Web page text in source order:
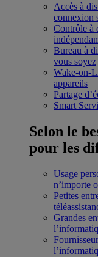
Accès à
connexion
Contrôle à
Bureau à
vous soyez
Wake-on-
appareils
Partage
Smart
Selon le
pour les
Usage
n’importe
Petites
Grandes